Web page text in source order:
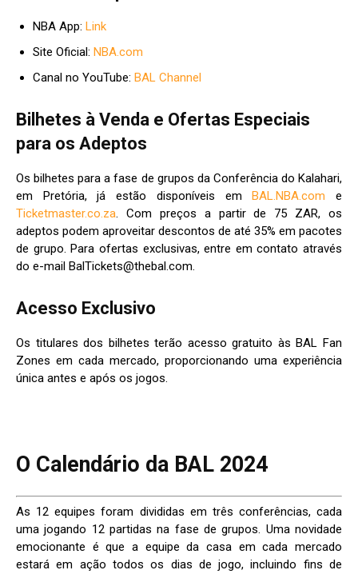
NBA App: Link
Site Oficial: NBA.com
Canal no YouTube: BAL Channel
Bilhetes à Venda e Ofertas Especiais
para os Adeptos
Os bilhetes para a fase de grupos da Conferência do Kalahari,
em Pretória, já estão disponíveis emBAL.NBA.com e
Ticketmaster.co.za. Com preços a partir de 75 ZAR, os
adeptos podem aproveitar descontos de até 35% em pacotes
de grupo. Para ofertas exclusivas, entre em contato através
do e-mail BalTickets@thebal.com.
Acesso Exclusivo
Os titulares dos bilhetes terão acesso gratuito às BAL Fan
Zones em cada mercado, proporcionando uma experiência
única antes e após os jogos.
O Calendário da BAL 2024
As 12 equipes foram divididas em três conferências, cada
uma jogando 12 partidas na fase de grupos. Uma novidade
emocionante é que a equipe da casa em cada mercado
estará em ação todos os dias de jogo, incluindo fins de